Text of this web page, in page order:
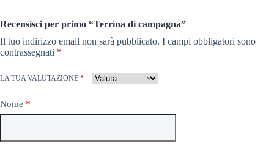
Recensisci per primo “Terrina di campagna”
Il tuo indirizzo email non sarà pubblicato. I campi obbligatori sono
contrassegnati *
LA TUA VALUTAZIONE *
Nome *